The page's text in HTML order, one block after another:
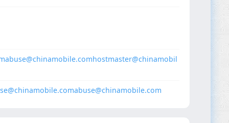
abuse@chinamobile.comhostmaster@chinamobil
abuse@chinamobile.com